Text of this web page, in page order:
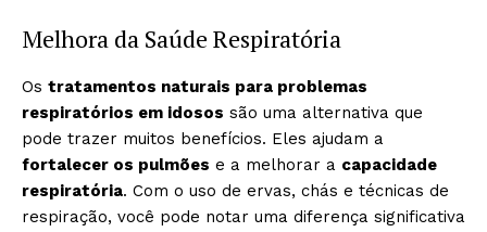
Melhora da Saúde Respiratória
Os tratamentos naturais para problemas
respiratórios em idosos são uma alternativa que
pode trazer muitos benefícios. Eles ajudam a
fortalecer os pulmões e a melhorar a capacidade
respiratória. Com o uso de ervas, chás e técnicas de
respiração, você pode notar uma diferença significativa